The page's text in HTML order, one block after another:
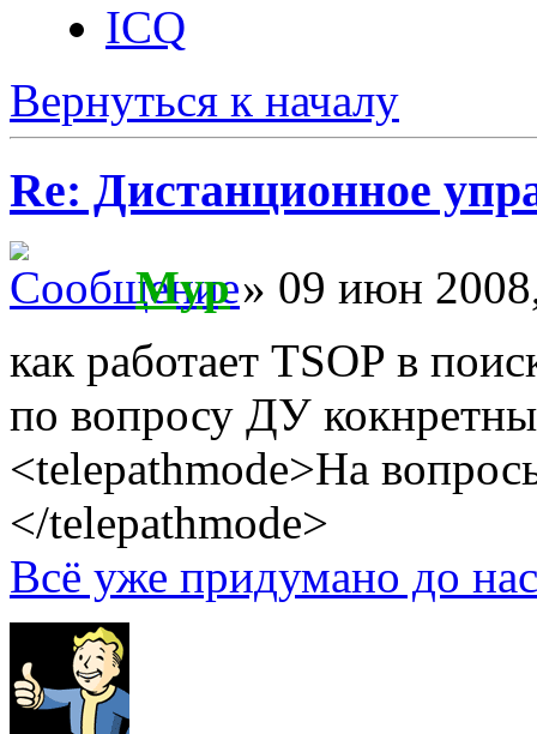
ICQ
Вернуться к началу
Re: Дистанционное
Myp» 09 июн
как работает TSOP в
по вопросу ДУ
<telepathmode>На
</telepathmode>
Всё уже придумано до